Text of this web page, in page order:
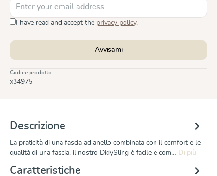
I have read and accept the privacy policy.
Avvisami
Codice prodotto:
x34975
Descrizione
La praticità di una fascia ad anello combinata con il comfort e le
qualità di una fascia, il nostro DidySling è facile e com… Di più
Caratteristiche